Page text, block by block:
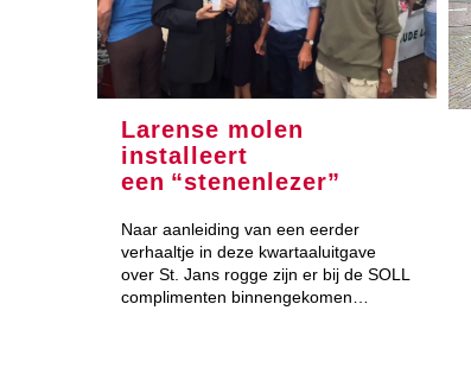
Larense molen
installeert
een “stenenlezer”
Naar aanleiding van een eerder
verhaaltje in deze kwartaaluitgave
over St. Jans rogge zijn er bij de SOLL
complimenten binnengekomen…